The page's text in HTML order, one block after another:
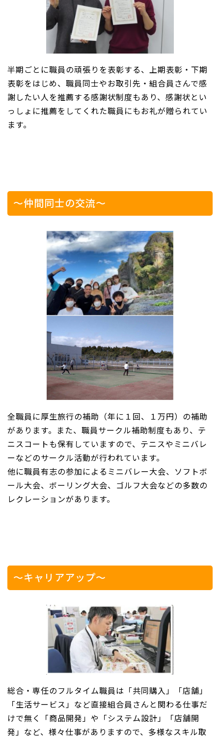
半期ごとに職員の頑張りを表彰する、上期表彰・下期
表彰をはじめ、職員同士やお取引先・組合員さんで感
謝したい人を推薦する感謝状制度もあり、感謝状とい
っしょに推薦をしてくれた職員にもお礼が贈られてい
ます。
～仲間同士の交流～
全職員に厚生旅行の補助（年に１回、１万円）の補助
があります。また、職員サークル補助制度もあり、テ
ニスコートも保有していますので、テニスやミニバレ
ーなどのサークル活動が行われています。
他に職員有志の参加によるミニバレー大会、ソフトボ
ール大会、ボーリング大会、ゴルフ大会などの多数の
レクレーションがあります。
～キャリアアップ～
総合・専任のフルタイム職員は「共同購入」「店舗」
「生活サービス」など直接組合員さんと関わる仕事だ
けで無く「商品開発」や「システム設計」「店舗開
発」など、様々仕事がありますので、多様なスキル取